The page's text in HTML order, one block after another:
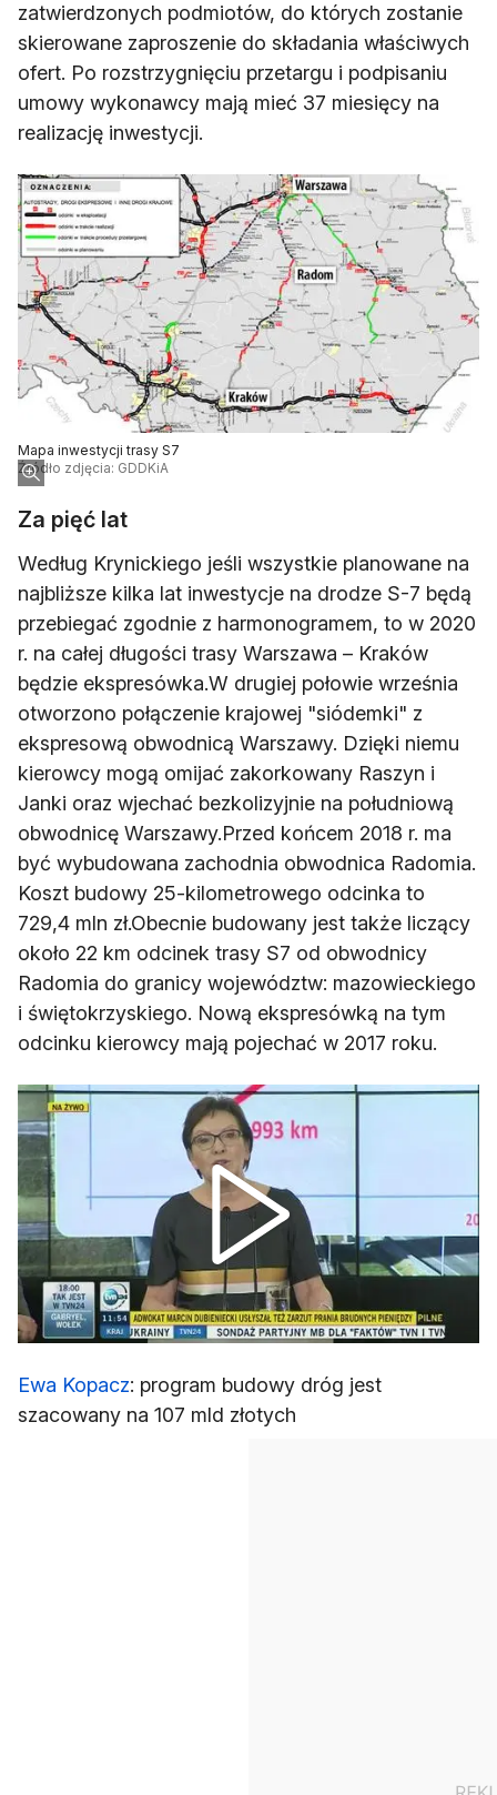
zatwierdzonych podmiotów, do których zostanie
skierowane zaproszenie do składania właściwych
ofert. Po rozstrzygnięciu przetargu i podpisaniu
umowy wykonawcy mają mieć 37 miesięcy na
realizację inwestycji.
Mapa inwestycji trasy S7
Źródło zdjęcia: GDDKiA
Za pięć lat
Według Krynickiego jeśli wszystkie planowane na
najbliższe kilka lat inwestycje na drodze S-7 będą
przebiegać zgodnie z harmonogramem, to w 2020
r. na całej długości trasy Warszawa – Kraków
będzie ekspresówka.W drugiej połowie września
otworzono połączenie krajowej "siódemki" z
ekspresową obwodnicą Warszawy. Dzięki niemu
kierowcy mogą omijać zakorkowany Raszyn i
Janki oraz wjechać bezkolizyjnie na południową
obwodnicę Warszawy.Przed końcem 2018 r. ma
być wybudowana zachodnia obwodnica Radomia.
Koszt budowy 25-kilometrowego odcinka to
729,4 mln zł.Obecnie budowany jest także liczący
około 22 km odcinek trasy S7 od obwodnicy
Radomia do granicy województw: mazowieckiego
i świętokrzyskiego. Nową ekspresówką na tym
odcinku kierowcy mają pojechać w 2017 roku.
Ewa Kopacz: program budowy dróg jest
szacowany na 107 mld złotych